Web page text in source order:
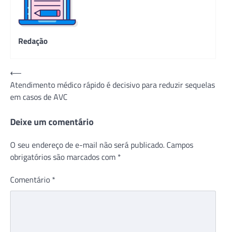
Redação
Navegação
de
Post
⟵
Atendimento médico rápido é decisivo para reduzir sequelas
em casos de AVC
Deixe um comentário
O seu endereço de e-mail não será publicado. Campos
obrigatórios são marcados com *
Comentário *